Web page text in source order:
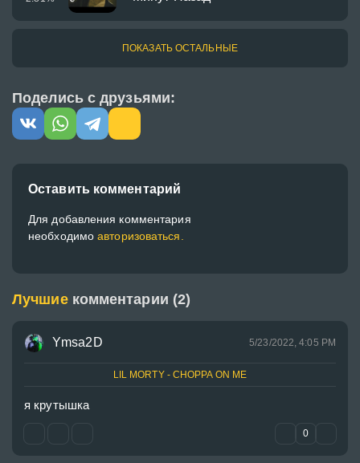
ПОКАЗАТЬ ОСТАЛЬНЫЕ
Поделись с друзьями:
Оставить комментарий
Для добавления комментария
необходимоавторизоваться.
Лучшие комментарии (2)
Ymsa2D 5/23/2022, 4:05 PM
LIL MORTY - CHOPPA ON ME
я крутышка
0